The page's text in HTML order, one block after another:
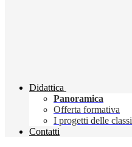
Didattica
Panoramica
Offerta formativa
I progetti delle classi
Contatti